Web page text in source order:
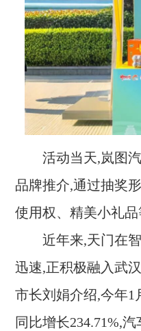
活动当天,岚图
品牌推介,通过抽奖
使用权、精美小礼品
近年来,天门在
迅速,正积极融入武
市长刘娟介绍,今年1
同比增长234.71%,